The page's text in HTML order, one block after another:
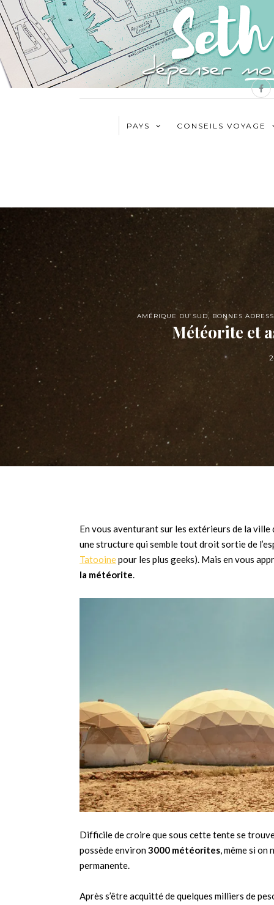
PAYS CONSEILS VOYAGE
AMÉRIQUE DU SUD, BONNES
Météorite et
En vous aventurant sur les extérieurs de la ville
une structure qui semble tout droit sortie de
Tatooinepour les plus geeks). Mais en vous
la météorite.
Difficile de croire que sous cette tente se
possède environ3000 météorites, même si on
permanente.
Après s’être acquitté de quelques milliers de